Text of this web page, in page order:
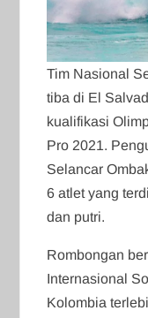
Tim Nasional
tiba di El
kualifikasi
Pro 2021.
Selancar
6 atlet yang
dan putri.
Rombongan
Internasional
Kolombia